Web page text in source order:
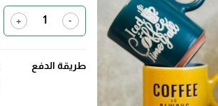
-
+
طريقة الدفع